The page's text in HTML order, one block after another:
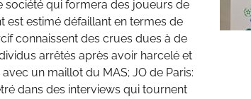
société qui formera des joueurs de
estimé défaillant en termes de
connaissent des crues dues à de
arrêtés après avoir harcelé et
un maillot du MAS; JO de Paris:
dans des interviews qui tournent